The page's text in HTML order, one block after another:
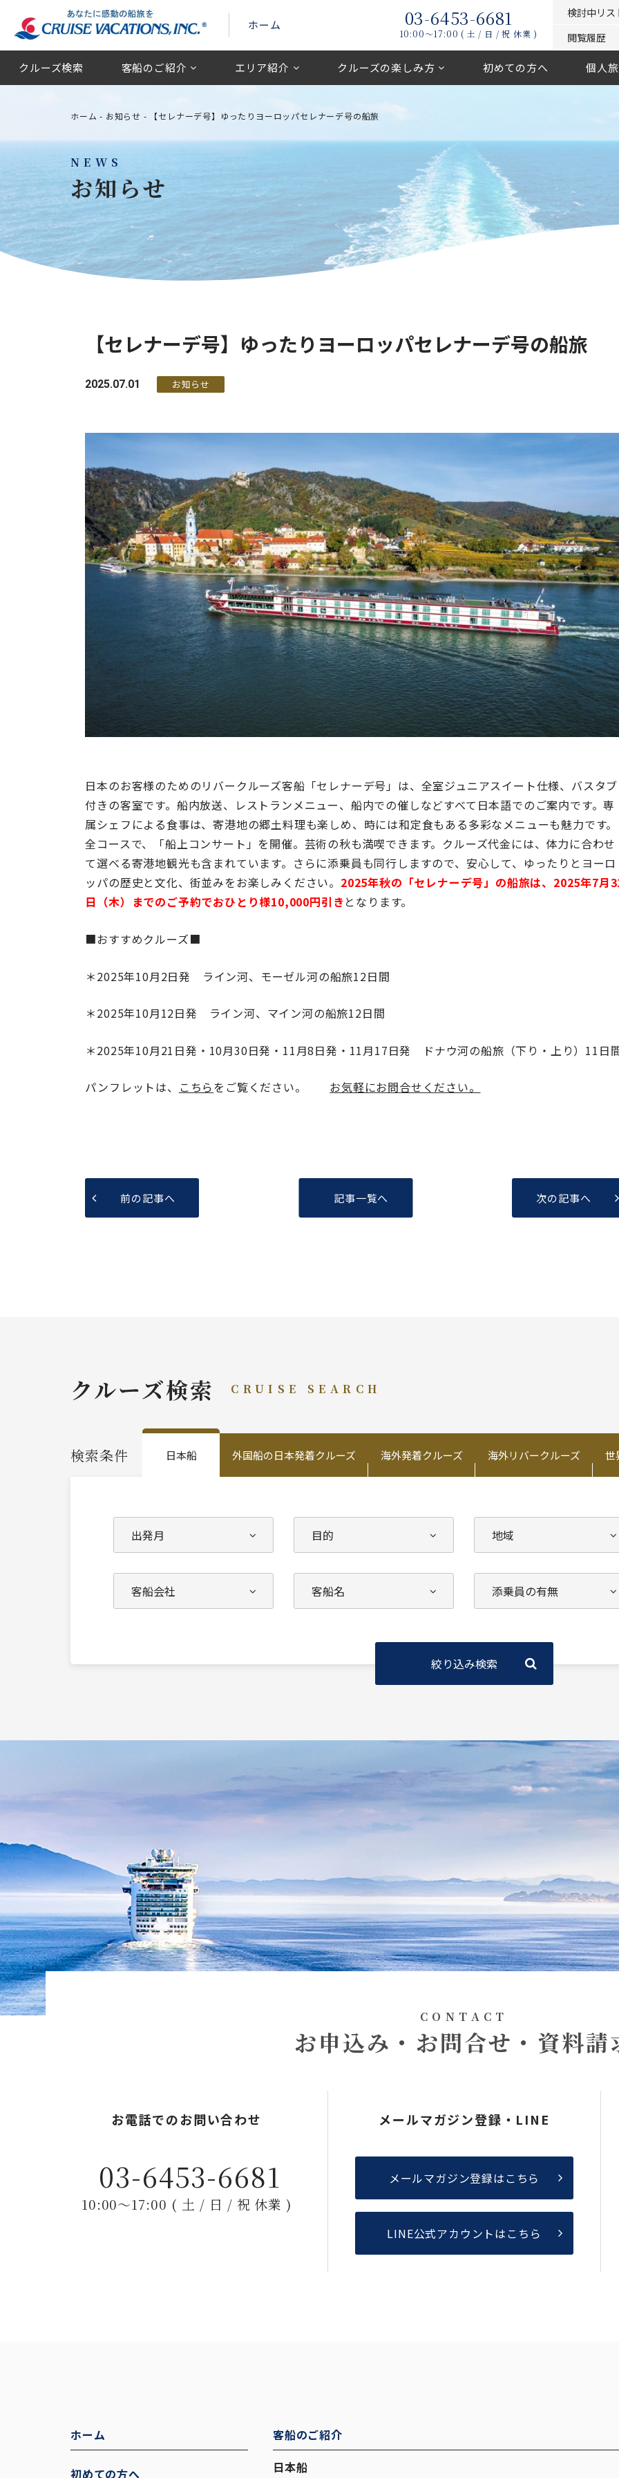
ホーム 03-6453-6681
10:00〜17:00 ( 土 / 日 / 祝 休業 )
検討中リス
閲覧履歴
クルーズ検索 客船のご紹介 エリア紹介 クルーズの楽しみ方 初めての方へ 個人
NEWS
お知らせ
ホーム - お知らせ - 【セレナーデ号】ゆったりヨーロッパセレナーデ号の船旅
【セレナーデ号】ゆったりヨーロッパセレナーデ号の船旅
2025.07.01 お知らせ
日本のお客様のためのリバークルーズ客船「セレナーデ号」は、全室ジュニアスイート仕様、バスタブ
付きの客室です。船内放送、レストランメニュー、船内での催しなどすべて日本語でのご案内です。専
属シェフによる食事は、寄港地の郷土料理も楽しめ、時には和定食もある多彩なメニューも魅力です。
全コースで、「船上コンサート」を開催。芸術の秋も満喫できます。クルーズ代金には、体力に合わせ
て選べる寄港地観光も含まれています。さらに添乗員も同行しますので、安心して、ゆったりとヨーロ
ッパの歴史と文化、街並みをお楽しみください。 2025年秋の「セレナーデ号」の船旅は、2025年7月
日（木）までのご予約でおひとり様10,000円引き となります。
■おすすめクルーズ■
＊2025年10月2日発 ライン河、モーゼル河の船旅12日間
＊2025年10月12日発 ライン河、マイン河の船旅12日間
＊2025年10月21日発・10月30日発・11月8日発・11月17日発 ドナウ河の船旅（下り・上り）11日
パンフレットは、 こちらをご覧ください。 お気軽にお問合せください。
前の記事へ 記事一覧へ 次の記事へ
クルーズ検索 CRUISE SEARCH
検索条件 日本船 外国船の日本発着クルーズ 海外発着クルーズ 海外リバークルーズ 世
絞り込み検索
CONTACT
お申込み・お問合せ・資料請
お電話でのお問い合わせ
03-6453-6681
10:00〜17:00 ( 土 / 日 / 祝 休業 )
メールマガジン登録・LINE
メールマガジン登録はこちら
LINE公式アカウントはこちら
ホーム
初めての方へ
客船のご紹介
日本船